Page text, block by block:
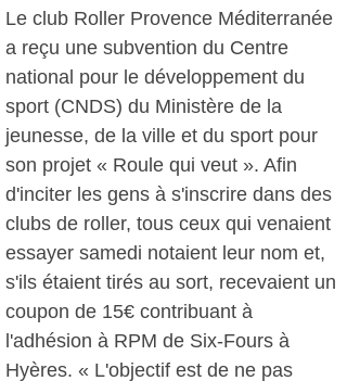
Le club Roller Provence Méditerranée
a reçu une subvention du Centre
national pour le développement du
sport (CNDS) du Ministère de la
jeunesse, de la ville et du sport pour
son projet « Roule qui veut ». Afin
d'inciter les gens à s'inscrire dans des
clubs de roller, tous ceux qui venaient
essayer samedi notaient leur nom et,
s'ils étaient tirés au sort, recevaient un
coupon de 15€ contribuant à
l'adhésion à RPM de Six-Fours à
Hyères. « L'objectif est de ne pas